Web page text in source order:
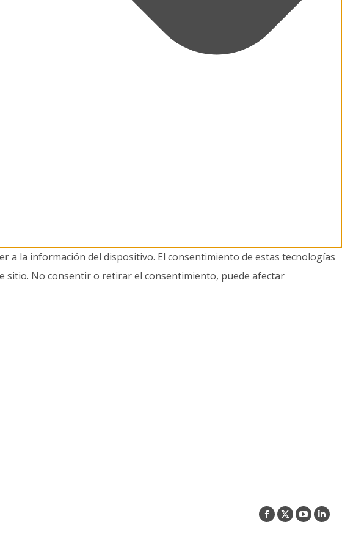
a la información del dispositivo. El consentimiento de estas tecnologías
sitio. No consentir o retirar el consentimiento, puede afectar
Facebook
X